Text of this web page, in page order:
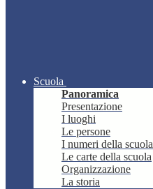
Scuola
Panoramica
Presentazione
I luoghi
Le persone
I numeri della scuola
Le carte della scuola
Organizzazione
La storia